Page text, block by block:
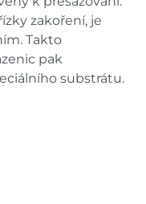
zakoření, je
Takto
pak
substrátu.